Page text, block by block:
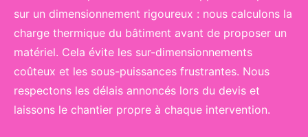
sur un dimensionnement rigoureux : nous calculons la
charge thermique du bâtiment avant de proposer un
matériel. Cela évite les sur-dimensionnements
coûteux et les sous-puissances frustrantes. Nous
respectons les délais annoncés lors du devis et
laissons le chantier propre à chaque intervention.